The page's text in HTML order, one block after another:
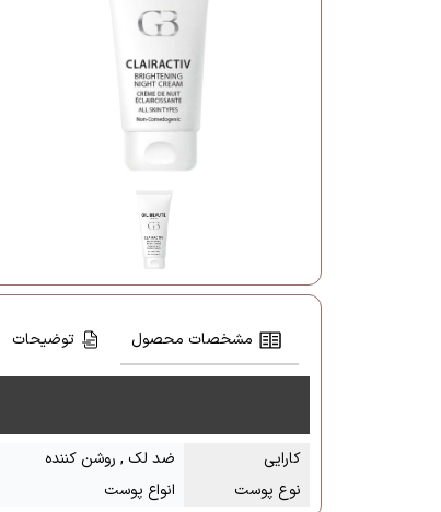
مشخصات محصول توضیحات
کارایی ضد لک , روشن کننده
نوع پوست
انواع پوست